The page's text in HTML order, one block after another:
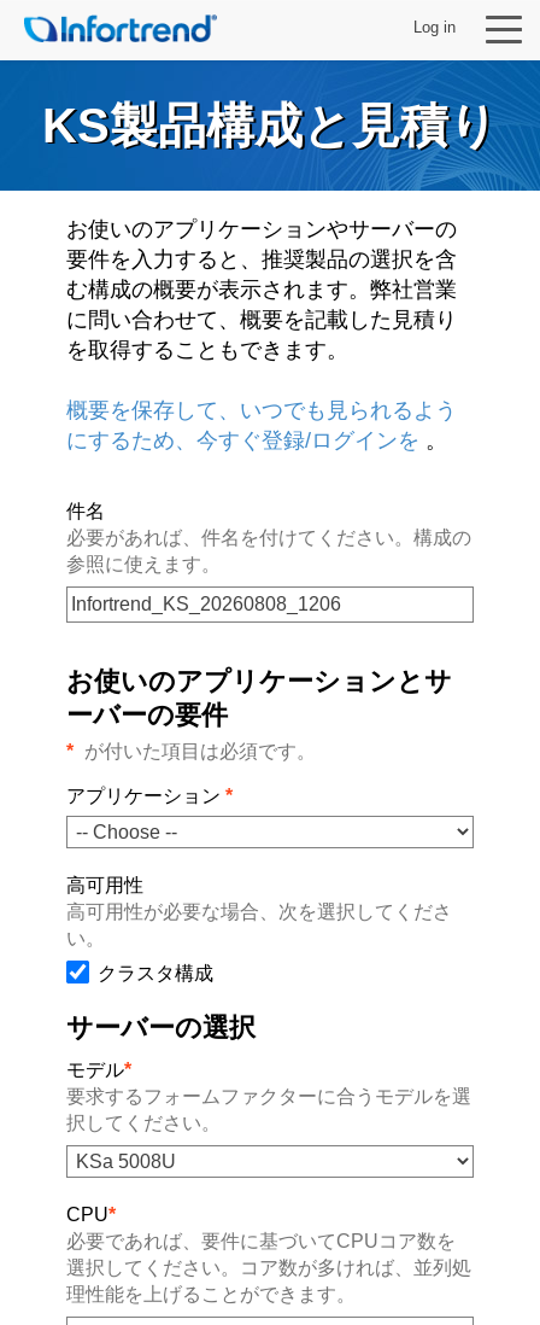
Log in
KS製品構成と見積り
お使いのアプリケーションやサーバーの
要件を入力すると、推奨製品の選択を含
む構成の概要が表示されます。弊社営業
に問い合わせて、概要を記載した見積り
を取得することもできます。
概要を保存して、いつでも見られるよう
にするため、今すぐ登録/ログインを 。
件名
必要があれば、件名を付けてください。構成の
参照に使えます。
お使いのアプリケーションとサ
ーバーの要件
* が付いた項目は必須です。
アプリケーション *
高可用性
高可用性が必要な場合、次を選択してくださ
い。
クラスタ構成
サーバーの選択
モデル*
要求するフォームファクターに合うモデルを選
択してください。
CPU*
必要であれば、要件に基づいてCPUコア数を
選択してください。コア数が多ければ、並列処
理性能を上げることができます。
ソリューション
サポート
パートナー
Infortrendについて